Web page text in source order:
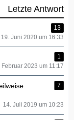
Letzte Antwort
13
19. Juni 2020 um 16:33
1
Februar 2023 um 11:17
7
14. Juli 2019 um 10:23